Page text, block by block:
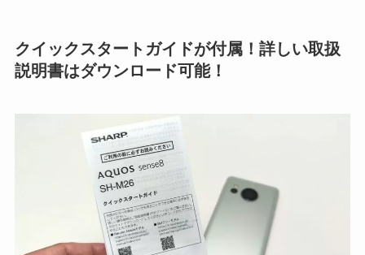
クイックスタートガイドが付属！詳しい取扱
説明書はダウンロード可能！